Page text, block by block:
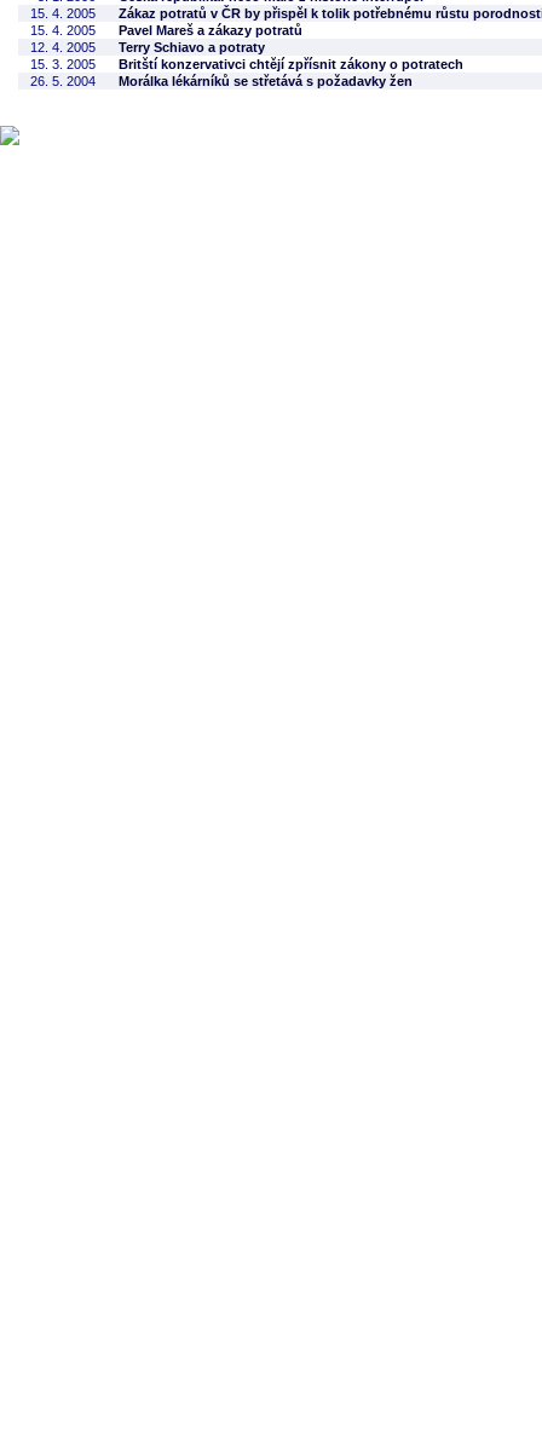
15. 4. 2005
Zákaz potratů v ČR by přispěl k tolik potřebnému růstu
15. 4. 2005
Pavel Mareš a zákazy potratů
12. 4. 2005
Terry Schiavo a potraty
15. 3. 2005
Britští konzervativci chtějí zpřísnit zákony o potratech
26. 5. 2004
Morálka lékárníků se střetává s požadavky žen